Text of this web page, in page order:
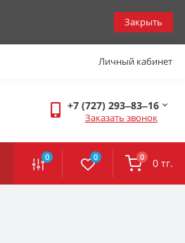
Закрыть
Личный кабинет
+7 (727) 293‒83‒16
Заказать звонок
0 0 0 0 тг.